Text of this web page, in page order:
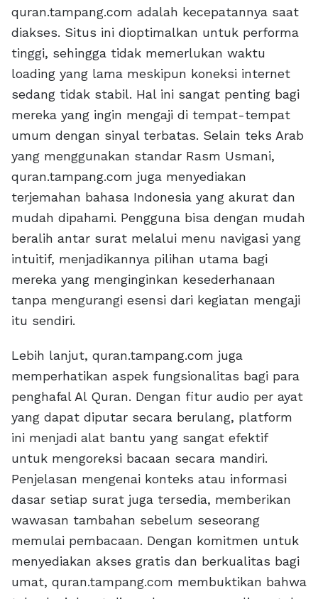
quran.tampang.com adalah kecepatannya saat
diakses. Situs ini dioptimalkan untuk performa
tinggi, sehingga tidak memerlukan waktu
loading yang lama meskipun koneksi internet
sedang tidak stabil. Hal ini sangat penting bagi
mereka yang ingin mengaji di tempat-tempat
umum dengan sinyal terbatas. Selain teks Arab
yang menggunakan standar Rasm Usmani,
quran.tampang.com juga menyediakan
terjemahan bahasa Indonesia yang akurat dan
mudah dipahami. Pengguna bisa dengan mudah
beralih antar surat melalui menu navigasi yang
intuitif, menjadikannya pilihan utama bagi
mereka yang menginginkan kesederhanaan
tanpa mengurangi esensi dari kegiatan mengaji
itu sendiri.
Lebih lanjut, quran.tampang.com juga
memperhatikan aspek fungsionalitas bagi para
penghafal Al Quran. Dengan fitur audio per ayat
yang dapat diputar secara berulang, platform
ini menjadi alat bantu yang sangat efektif
untuk mengoreksi bacaan secara mandiri.
Penjelasan mengenai konteks atau informasi
dasar setiap surat juga tersedia, memberikan
wawasan tambahan sebelum seseorang
memulai pembacaan. Dengan komitmen untuk
menyediakan akses gratis dan berkualitas bagi
umat, quran.tampang.com membuktikan bahwa